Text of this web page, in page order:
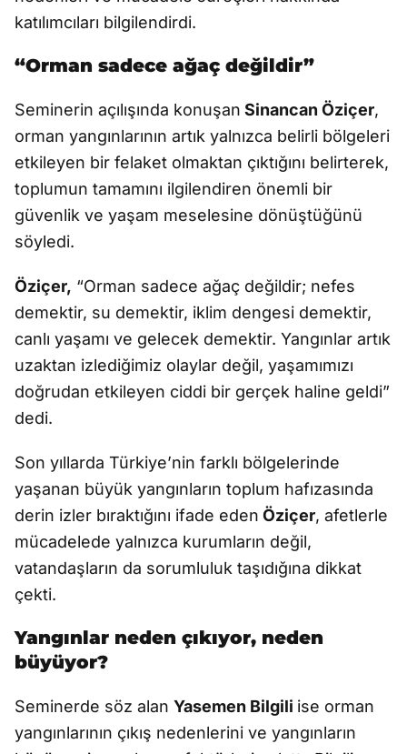
katılımcıları bilgilendirdi.
“Orman sadece ağaç değildir”
Seminerin açılışında konuşan Sinancan Öziçer,
orman yangınlarının artık yalnızca belirli bölgeleri
etkileyen bir felaket olmaktan çıktığını belirterek,
toplumun tamamını ilgilendiren önemli bir
güvenlik ve yaşam meselesine dönüştüğünü
söyledi.
Öziçer, “Orman sadece ağaç değildir; nefes
demektir, su demektir, iklim dengesi demektir,
canlı yaşamı ve gelecek demektir. Yangınlar artık
uzaktan izlediğimiz olaylar değil, yaşamımızı
doğrudan etkileyen ciddi bir gerçek haline geldi”
dedi.
Son yıllarda Türkiye’nin farklı bölgelerinde
yaşanan büyük yangınların toplum hafızasında
derin izler bıraktığını ifade eden Öziçer, afetlerle
mücadelede yalnızca kurumların değil,
vatandaşların da sorumluluk taşıdığına dikkat
çekti.
Yangınlar neden çıkıyor, neden
büyüyor?
Seminerde söz alan Yasemen Bilgili ise orman
yangınlarının çıkış nedenlerini ve yangınların